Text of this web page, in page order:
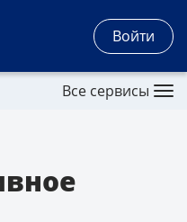
Войти
Все сервисы